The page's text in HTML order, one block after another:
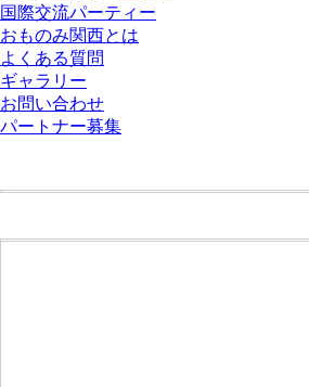
国際交流パーティー
おものみ関西とは
よくある質問
ギャラリー
お問い合わせ
パートナー募集